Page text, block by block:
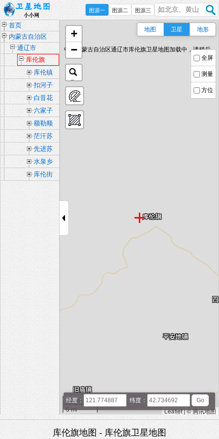
图源一 图源二 图源三
首页
内蒙古自治区
通辽市
库伦旗
库伦镇
扣河子
镇
白音花
镇
六家子
镇
额勒顺
镇
茫汗苏
木
先进苏
木
水泉乡
库伦街
道办事
处
中国内蒙古自治区通辽市库伦旗卫星地图加载中，请稍后...
+
−
10 km
5 mi
Leaflet|© 腾讯地图
全屏
测量
方位
经度： 纬度：
地图 卫星 地形
库伦旗地图 - 库伦旗卫星地图